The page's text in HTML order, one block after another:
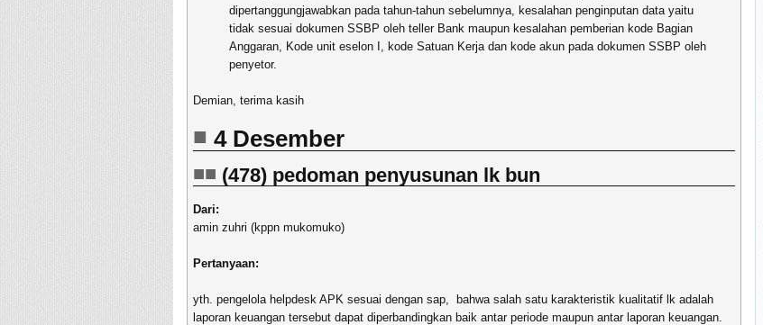
dipertanggungjawabkan pada tahun-tahun sebelumnya, kesalahan penginputan data yaitu
tidak sesuai dokumen SSBP oleh teller Bank maupun kesalahan pemberian kode Bagian
Anggaran, Kode unit eselon I, kode Satuan Kerja dan kode akun pada dokumen SSBP oleh
penyetor.
Demian, terima kasih
4 Desember
(478) pedoman penyusunan lk bun
Dari:
amin zuhri (kppn mukomuko)
Pertanyaan:
yth. pengelola helpdesk APK sesuai dengan sap, bahwa salah satu karakteristik kualitatif lk adalah
laporan keuangan tersebut dapat diperbandingkan baik antar periode maupun antar laporan keuangan.